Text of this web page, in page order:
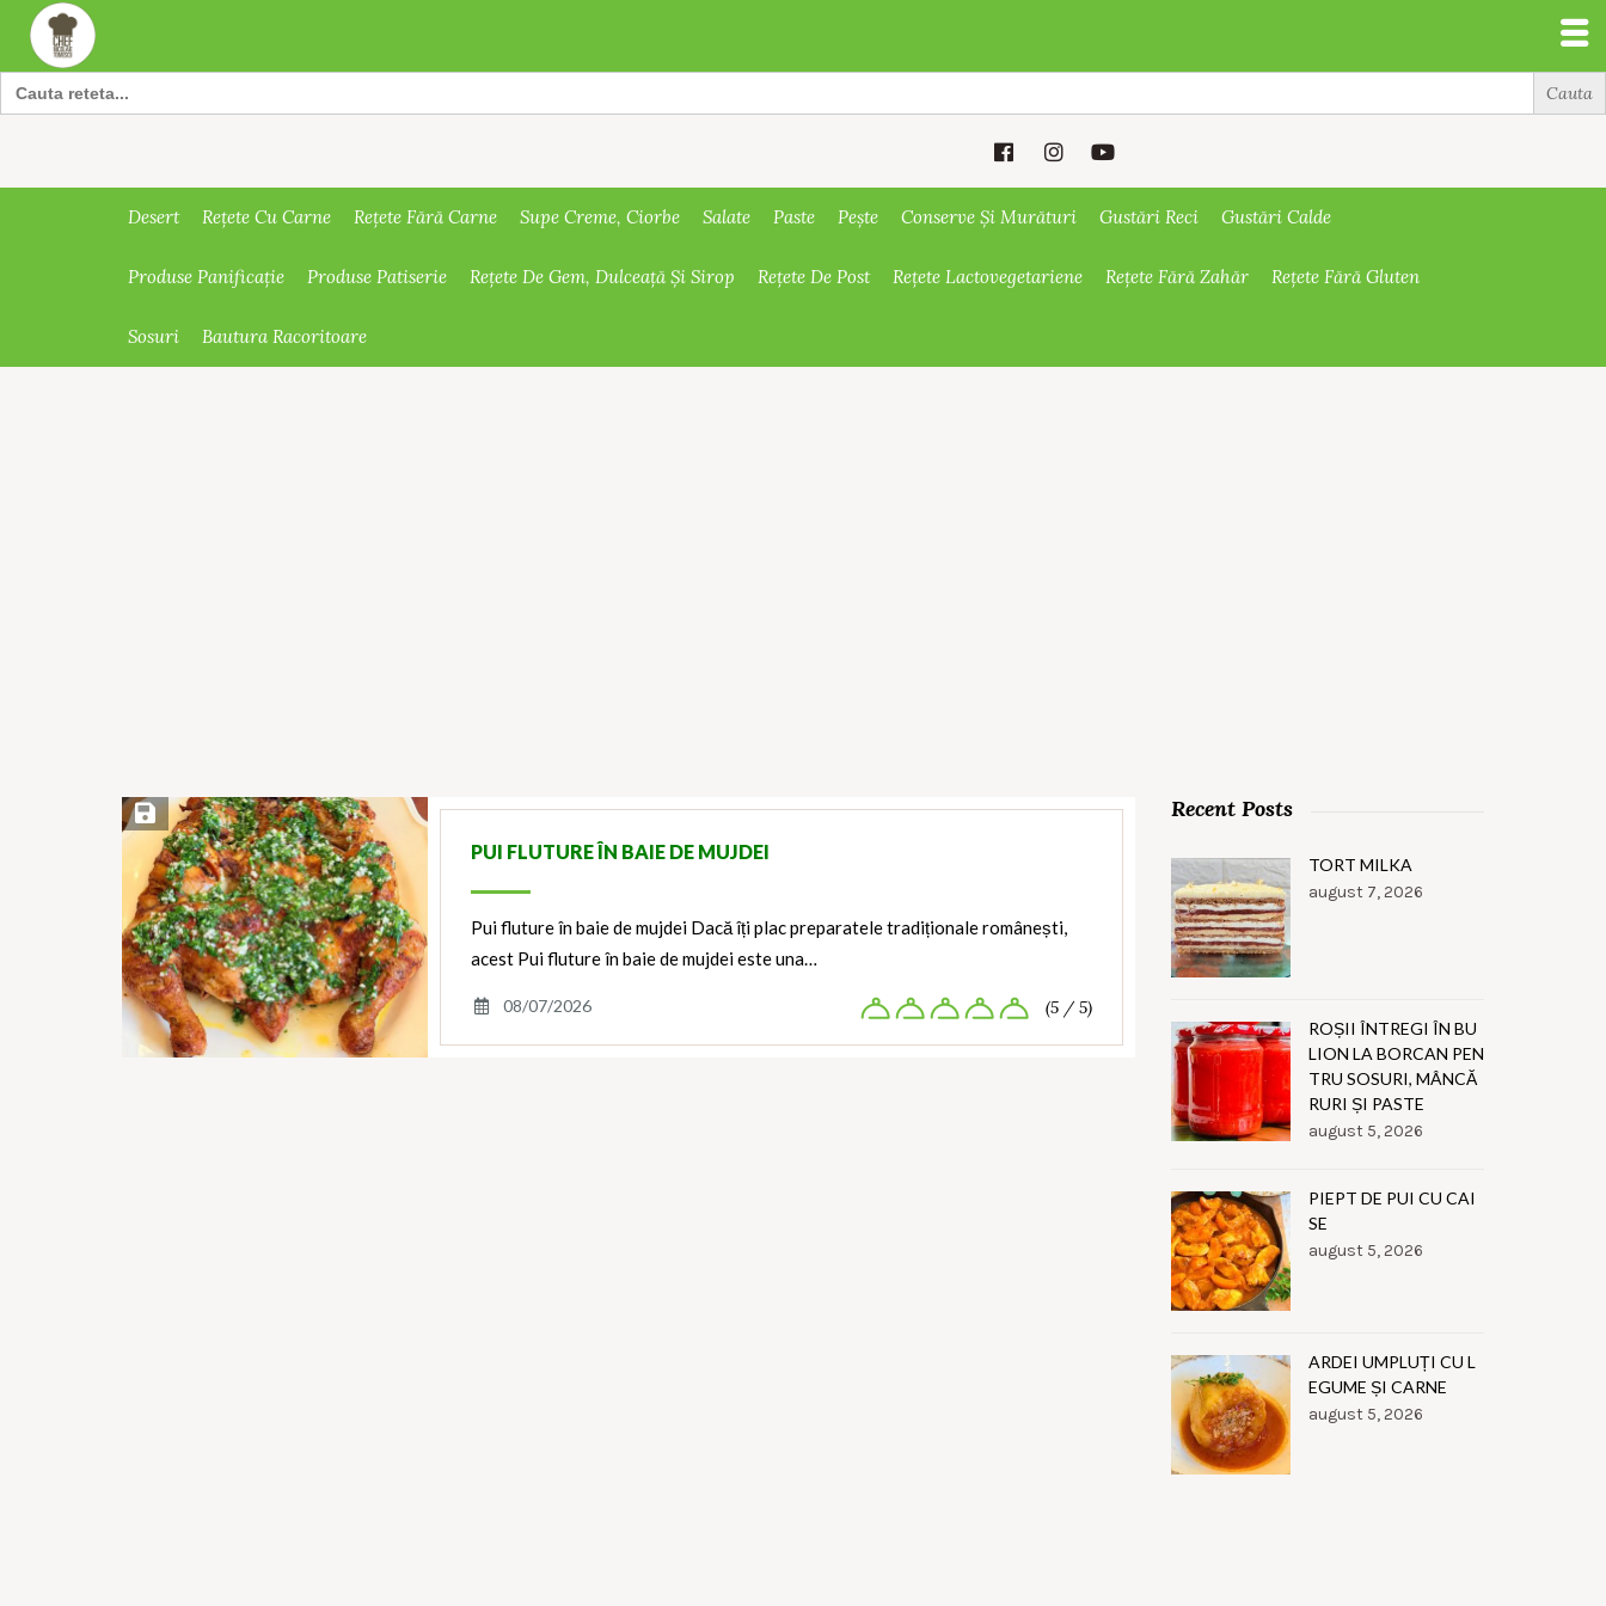
Search
for:
Desert Rețete Cu Carne Rețete Fără Carne Supe Creme, Ciorbe Salate Paste Pește Conserve Și Murături Gustări Reci Gustări Calde
Produse Panificație Produse Patiserie Rețete De Gem, Dulceață Și Sirop Rețete De Post Rețete Lactovegetariene Rețete Fără Zahăr Rețete Fără Gluten
Sosuri Bautura Racoritoare
Save Recipe
PUI FLUTURE ÎN BAIE DE MUJDEI
Pui fluture în baie de mujdei Dacă îți plac preparatele tradiționale românești,
acest Pui fluture în baie de mujdei este una…
08/07/2026 (5 / 5)
Recent Posts
TORT MILKA
august 7, 2026
ROȘII ÎNTREGI ÎN BU
LION LA BORCAN PEN
TRU SOSURI, MÂNCĂ
RURI ȘI PASTE
august 5, 2026
PIEPT DE PUI CU CAI
SE
august 5, 2026
ARDEI UMPLUȚI CU L
EGUME ȘI CARNE
august 5, 2026